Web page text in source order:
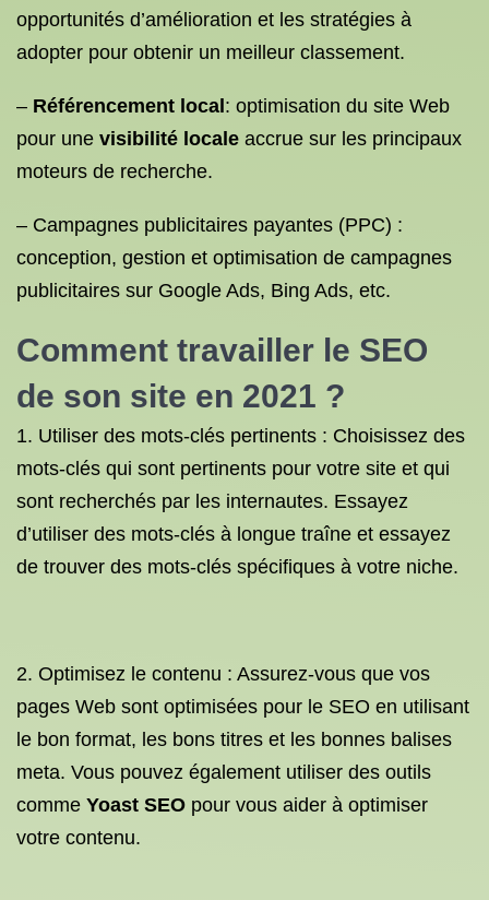
opportunités d’amélioration et les stratégies à
adopter pour obtenir un meilleur classement.
– Référencement local : optimisation du site Web
pour une visibilité locale accrue sur les principaux
moteurs de recherche.
– Campagnes publicitaires payantes (PPC) :
conception, gestion et optimisation de campagnes
publicitaires sur Google Ads, Bing Ads, etc.
Comment travailler le SEO
de son site en 2021 ?
1. Utiliser des mots-clés pertinents : Choisissez des
mots-clés qui sont pertinents pour votre site et qui
sont recherchés par les internautes. Essayez
d’utiliser des mots-clés à longue traîne et essayez
de trouver des mots-clés spécifiques à votre niche.
2. Optimisez le contenu : Assurez-vous que vos
pages Web sont optimisées pour le SEO en utilisant
le bon format, les bons titres et les bonnes balises
meta. Vous pouvez également utiliser des outils
comme Yoast SEO pour vous aider à optimiser
votre contenu.